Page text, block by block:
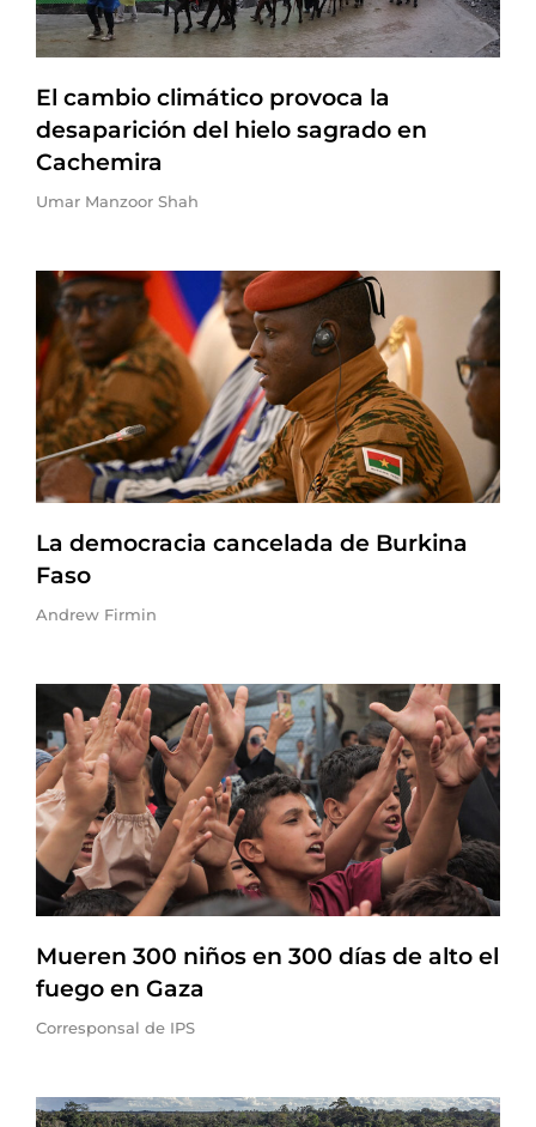
El cambio climático provoca la
desaparición del hielo sagrado en
Cachemira
Umar Manzoor Shah
La democracia cancelada de Burkina
Faso
Andrew Firmin
Mueren 300 niños en 300 días de alto el
fuego en Gaza
Corresponsal de IPS